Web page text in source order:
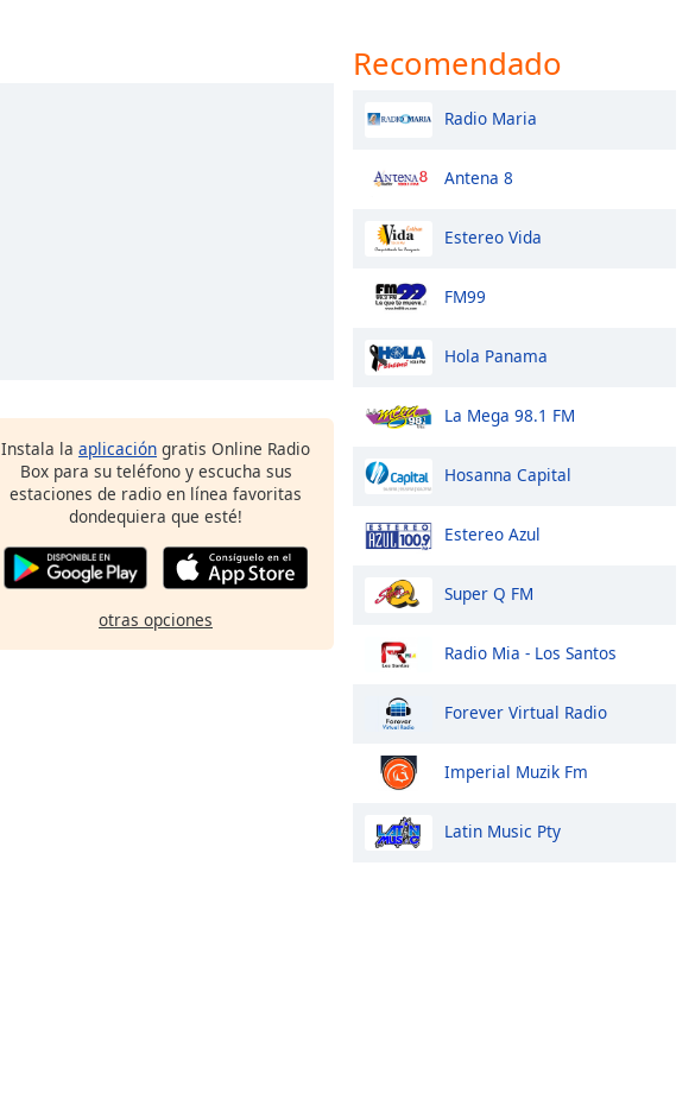
Instala la aplicación gratis Online Radio
Box para su teléfono y escucha sus
estaciones de radio en línea favoritas
dondequiera que esté!
otras opciones
Recomendado
Radio Maria
Antena 8
Estereo Vida
FM99
Hola Panama
La Mega 98.1 FM
Hosanna Capital
Estereo Azul
Super Q FM
Radio Mia - Los Santos
Forever Virtual Radio
Imperial Muzik Fm
Latin Music Pty